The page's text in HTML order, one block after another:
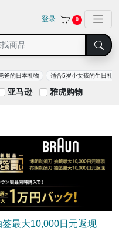
登录 0
爸的日本礼物 适合5岁小女孩的生日礼物
亚马逊 雅虎购物
最大10,000日元返现